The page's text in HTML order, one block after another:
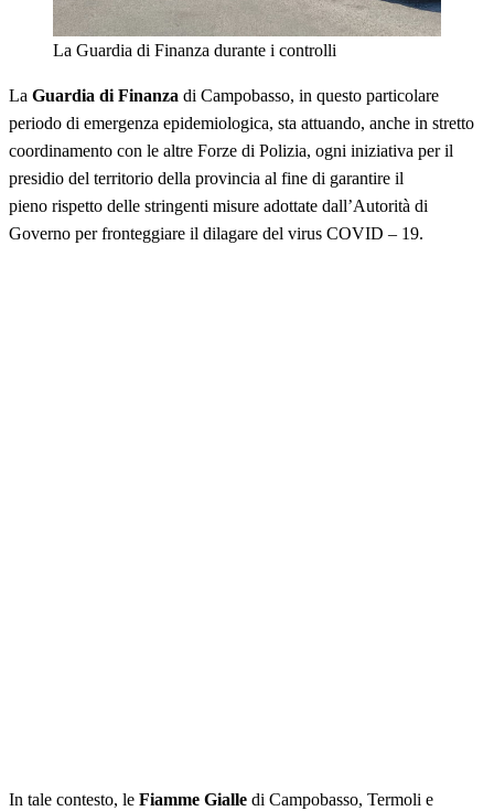
La Guardia di Finanza durante i controlli
La Guardia di Finanza di Campobasso, in questo particolare
periodo di emergenza epidemiologica, sta attuando, anche in stretto
coordinamento con le altre Forze di Polizia, ogni iniziativa per il
presidio del territorio della provincia al fine di garantire il
pieno rispetto delle stringenti misure adottate dall’Autorità di
Governo per fronteggiare il dilagare del virus COVID – 19.
In tale contesto, le Fiamme Gialle di Campobasso, Termoli e